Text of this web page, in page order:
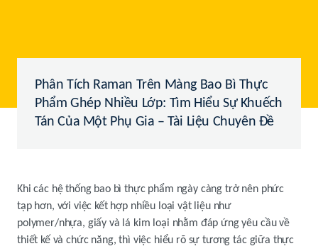
Phân Tích Raman Trên Màng Bao Bì Thực
Phẩm Ghép Nhiều Lớp: Tìm Hiểu Sự Khuếch
Tán Của Một Phụ Gia – Tài Liệu Chuyên Đề
Khi các hệ thống bao bì thực phẩm ngày càng trở nên phức
tạp hơn, với việc kết hợp nhiều loại vật liệu như
polymer/nhựa, giấy và lá kim loại nhằm đáp ứng yêu cầu về
thiết kế và chức năng, thì việc hiểu rõ sự tương tác giữa thực